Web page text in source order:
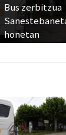
Bus zerbitzua
honetan